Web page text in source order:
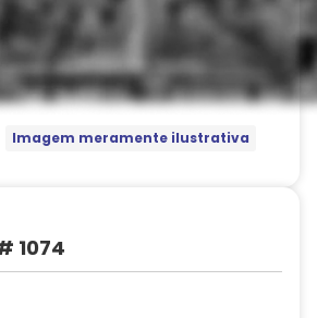
Imagem meramente ilustrativa
1074